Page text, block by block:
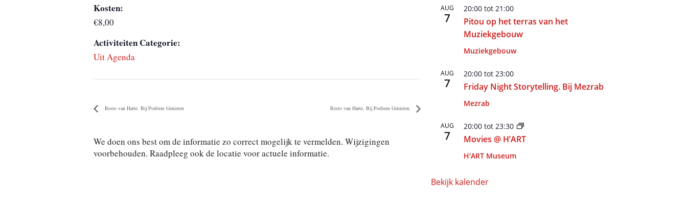
Kosten:
€8,00
Activiteiten Categorie:
Uit Agenda
Resto van Harte. Bij Podium Genieten Resto van Harte. Bij Podium Genieten
We doen ons best om de informatie zo correct mogelijk te vermelden. Wijzigingen
voorbehouden. Raadpleeg ook de locatie voor actuele informatie.
AUG
7
20:00tot 21:00
Pitou op het terras van het
Muziekgebouw
Muziekgebouw
AUG
7
20:00tot 23:00
Friday Night Storytelling. Bij Mezrab
Mezrab
AUG
7
20:00tot 23:30
Movies @ H’ART
H'ART Museum
Bekijk kalender